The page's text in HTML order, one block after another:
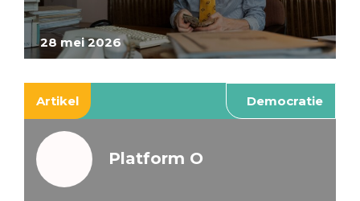
28 mei 2026
Artikel Democratie
Platform O